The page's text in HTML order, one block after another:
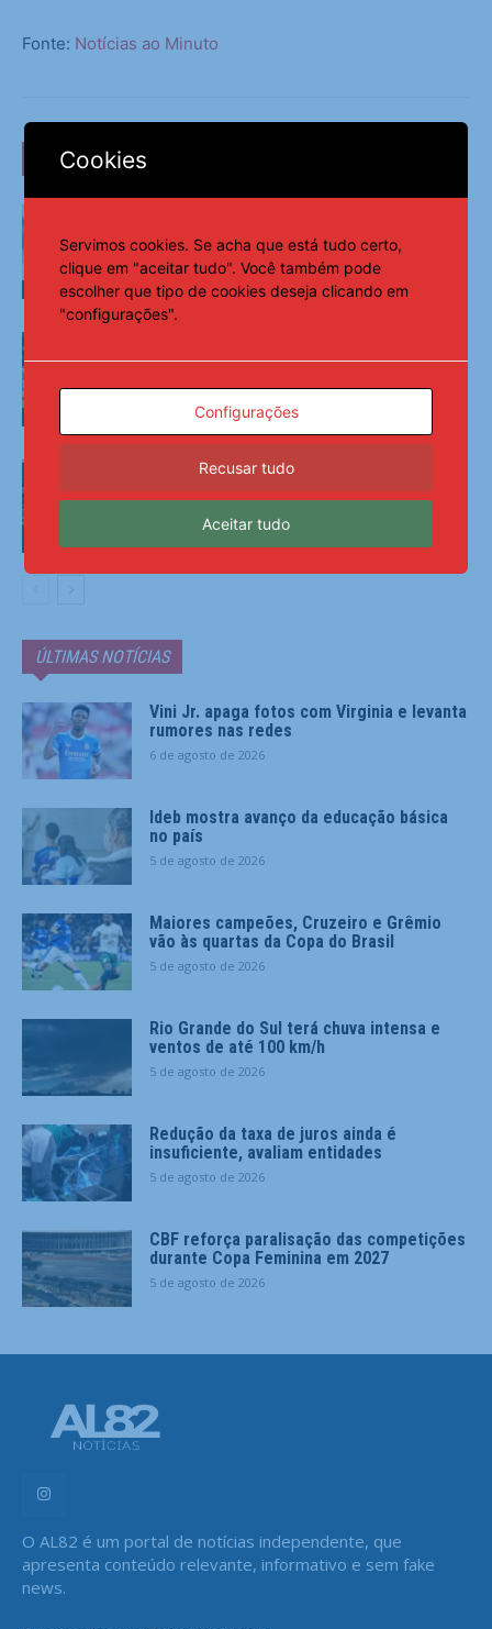
Fonte: Notícias ao Minuto
LEIA TAMBÉM
Esportes
vão às quartas da Copa do Brasil
Esportes
CBF reforça paralisação das
competições durante Copa Feminina
em 2027
ÚLTIMAS NOTÍCIAS
Vini Jr. apaga fotos com Virginia e levanta
rumores nas redes
6 de agosto de 2026
Ideb mostra avanço da educação básica
no país
5 de agosto de 2026
Maiores campeões, Cruzeiro e Grêmio
vão às quartas da Copa do Brasil
5 de agosto de 2026
Rio Grande do Sul terá chuva intensa e
ventos de até 100 km/h
5 de agosto de 2026
Redução da taxa de juros ainda é
insuficiente, avaliam entidades
5 de agosto de 2026
CBF reforça paralisação das competições
durante Copa Feminina em 2027
5 de agosto de 2026
O AL82 é um portal de notícias independente, que
apresenta conteúdo relevante, informativo e sem fake
news.
Cookies
Servimos cookies. Se acha que está tudo certo,
clique em "aceitar tudo". Você também pode
escolher que tipo de cookies deseja clicando em
"configurações".
Configurações
Recusar tudo
Aceitar tudo